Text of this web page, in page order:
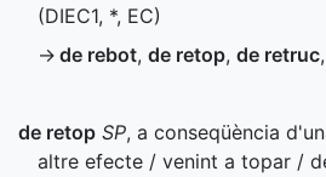
(DIEC1, *, EC)
→ de rebot, de retop, de retruc,
de retop SP, a conseqüència
altre efecte / venint a topar /